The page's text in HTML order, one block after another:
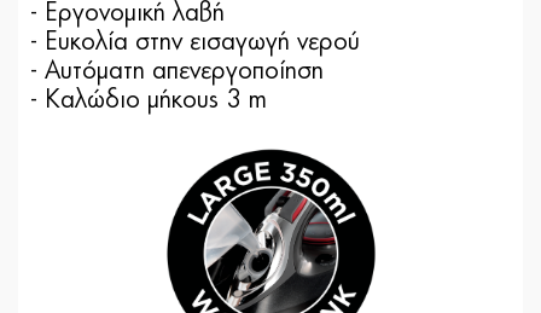
- Εργονομική λαβή
- Ευκολία στην εισαγωγή νερού
- Aυτόματη απενεργοποίηση
- Καλώδιο μήκους 3 m